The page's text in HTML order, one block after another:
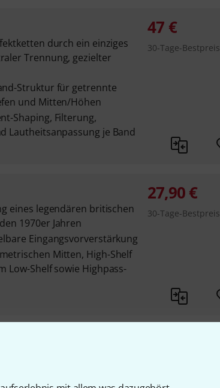
durch ein einziges
Trennung, gezielter
Struktur für getrennte
und Mitten/Höhen
Shaping, Filterung,
Lautheitsanpassung je Band
47 €
30-Tage-Bestpreis
eines legendären britischen
1970er Jahren
Eingangsvorverstärkung
Mitten, High-Shelf
Low-Shelf sowie Highpass-
27,90€
30-Tage-Bestpreis